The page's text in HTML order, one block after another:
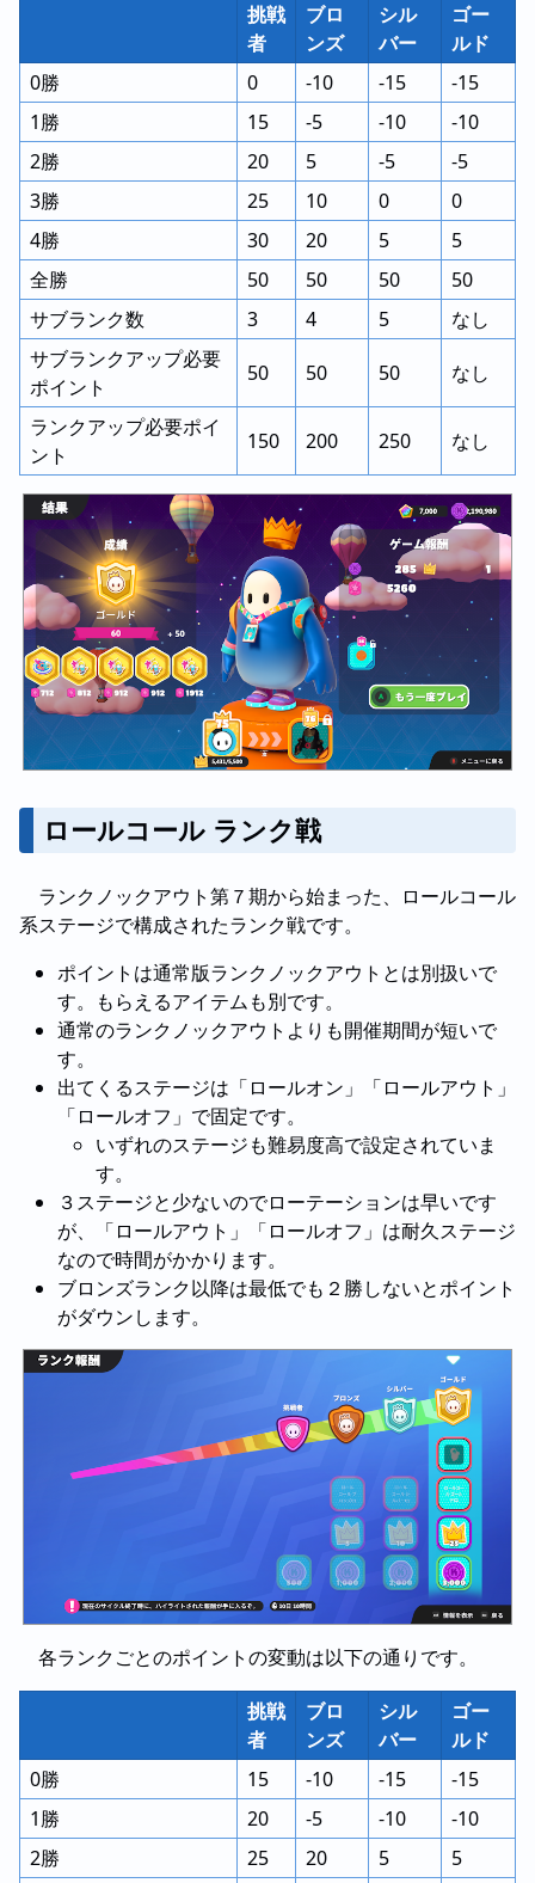
挑戦
者
ブロ
ンズ
シル
バー
ゴー
ルド
0勝
0 -10 -15
-15
1勝
15 -5 -10
-10
2勝
20 5 -5
-5
3勝
25 10 0
0
4勝
30 20 5
5
全勝
50 50 50
50
サブランク数
3 4 5
なし
サブランクアップ必要
ポイント
50 50 50 なし
ランクアップ必要ポイ
ント
150 200 250 なし
ロールコール ランク戦
ランクノックアウト第７期から始まった、ロールコール
系ステージで構成されたランク戦です。
ポイントは通常版ランクノックアウトとは別扱いで
す。もらえるアイテムも別です。
通常のランクノックアウトよりも開催期間が短いで
す。
出てくるステージは「ロールオン」「ロールアウト」
「ロールオフ」で固定です。
いずれのステージも難易度高で設定されていま
す。
３ステージと少ないのでローテーションは早いです
が、「ロールアウト」「ロールオフ」は耐久ステージ
なので時間がかかります。
ブロンズランク以降は最低でも２勝しないとポイント
がダウンします。
各ランクごとのポイントの変動は以下の通りです。
挑戦
者
ブロ
ンズ
シル
バー
ゴー
ルド
0勝
15 -10 -15
-15
1勝
20 -5 -10
-10
2勝
25 20 5 5